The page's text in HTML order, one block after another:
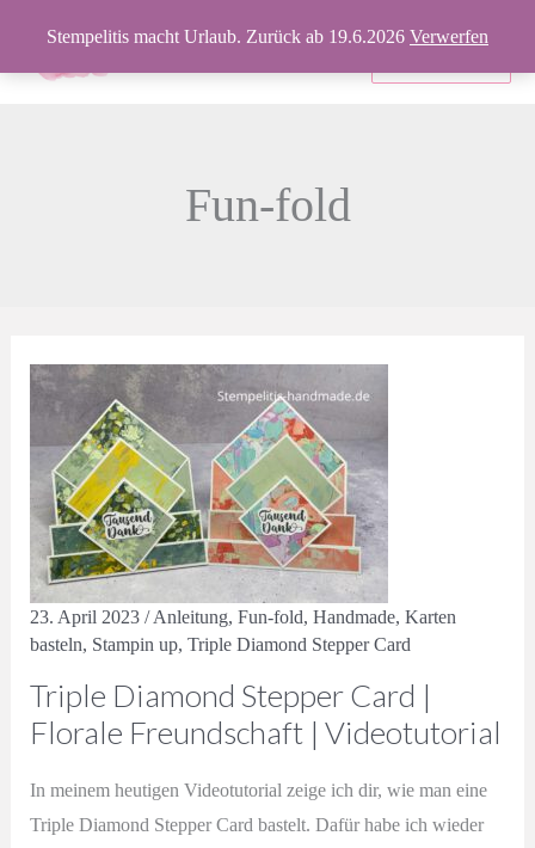
Stempelitis macht Urlaub. Zurück ab 19.6.2026 Verwerfen
springen
Produkte
Fun-fold
23. April 2023 /Anleitung, Fun-fold, Handmade, Karten
basteln, Stampin up, Triple Diamond Stepper Card
Triple Diamond Stepper Card |
Florale Freundschaft | Videotutorial
In meinem heutigen Videotutorial zeige ich dir, wie man eine
Triple Diamond Stepper Card bastelt. Dafür habe ich wieder